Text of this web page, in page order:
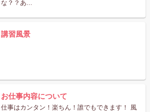
な？？あ...
講習風景
お仕事内容について
仕事はカンタン！楽ちん！誰でもできます！ 風